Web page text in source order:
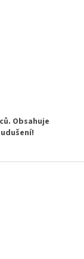
Obsahuje